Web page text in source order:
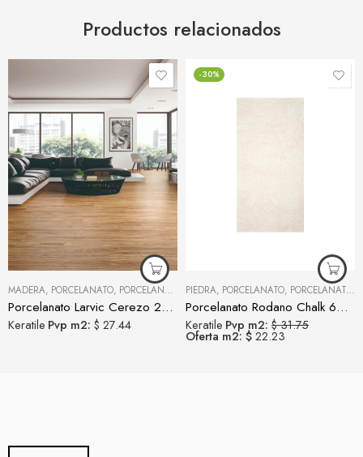
Productos relacionados
MADERA, PORCELANATO, PORCELANATOS Y CERÁMICAS
Porcelanato Larvic Cerezo 23X120
Keratile Pvp m2: $ 27.44
-30%
PIEDRA, PORCELANATO, PORCELANATOS Y CERÁMICAS
Porcelanato Rodano Chalk 60X120
Keratile Pvp m2: $ 31.75
Oferta m2: $22.23